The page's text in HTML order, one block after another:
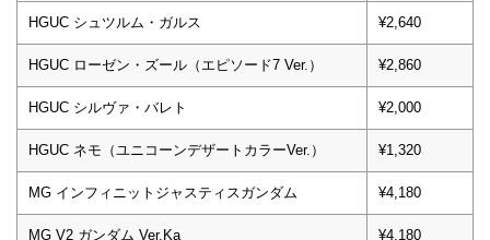
HGUC シュツルム・ガルス ¥2,640
HGUC ローゼン・ズール（エピソード7 Ver.） ¥2,860
HGUC シルヴァ・バレト ¥2,000
HGUC ネモ（ユニコーンデザートカラーVer.） ¥1,320
MG インフィニットジャスティスガンダム ¥4,180
MG V2 ガンダム Ver.Ka ¥4,180